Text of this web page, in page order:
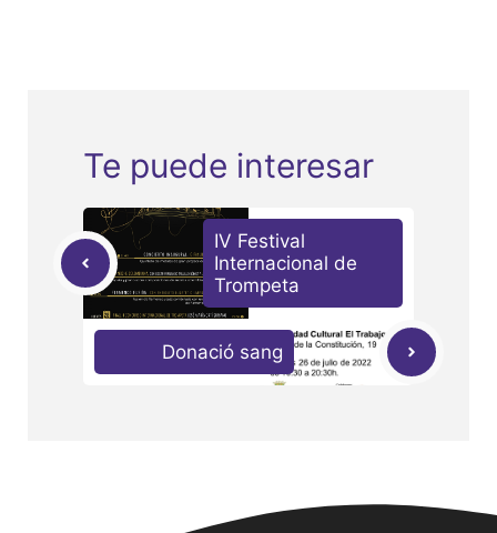
Te puede interesar
IV Festival
Internacional de
Trompeta
Donació sang